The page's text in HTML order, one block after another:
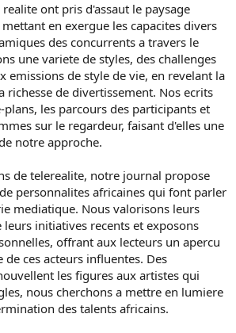
ont pris d'assaut le paysage
en exergue les capacites divers
des concurrents a travers le
une variete de styles, des challenges
emissions de style de vie, en revelant la
richesse de divertissement. Nos ecrits
les parcours des participants et
sur le regardeur, faisant d'elles une
notre approche.
de telerealite, notre journal propose
personnalites africaines qui font parler
mediatique. Nous valorisons leurs
leurs initiatives recents et exposons
offrant aux lecteurs un apercu
de ces acteurs influentes. Des
les figures aux artistes qui
nous cherchons a mettre en lumiere
des talents africains.